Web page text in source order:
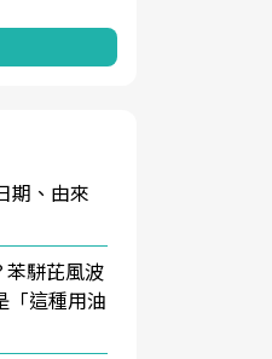
期、由來
苯駢芘風波
「這種用油